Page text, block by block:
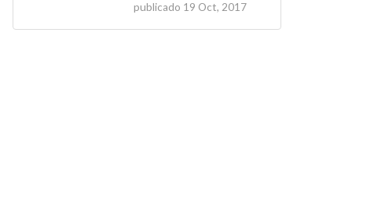
publicado 19 Oct, 2017